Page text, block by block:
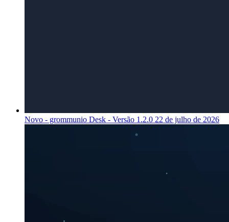
Novo - grommunio Desk - Versão 1.2.0 22 de julho de 2026